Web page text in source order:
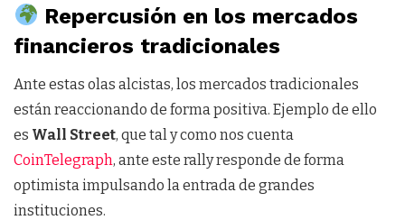
Repercusión en los mercados
financieros tradicionales
Ante estas olas alcistas, los mercados tradicionales
están reaccionando de forma positiva. Ejemplo de ello
es Wall Street, que tal y como nos cuenta
CoinTelegraph, ante este rally responde de forma
optimista impulsando la entrada de grandes
instituciones.